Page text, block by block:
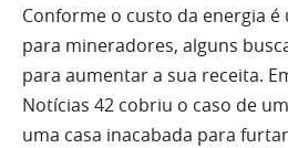
Conforme o custo da energia é
para mineradores, alguns
para aumentar a sua receita.
Notícias 42 cobriu o caso de
uma casa inacabada para